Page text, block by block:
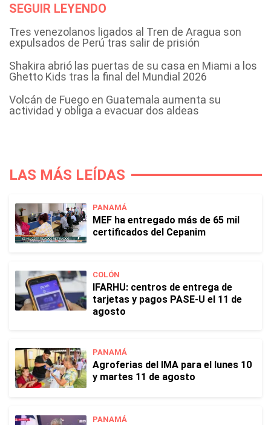
SEGUIR LEYENDO
Tres venezolanos ligados al Tren de Aragua son
expulsados de Perú tras salir de prisión
Shakira abrió las puertas de su casa en Miami a los
Ghetto Kids tras la final del Mundial 2026
Volcán de Fuego en Guatemala aumenta su
actividad y obliga a evacuar dos aldeas
LAS MÁS LEÍDAS
PANAMÁ
MEF ha entregado más de 65 mil
certificados del Cepanim
COLÓN
IFARHU: centros de entrega de
tarjetas y pagos PASE-U el 11 de
agosto
PANAMÁ
Agroferias del IMA para el lunes 10
y martes 11 de agosto
PANAMÁ